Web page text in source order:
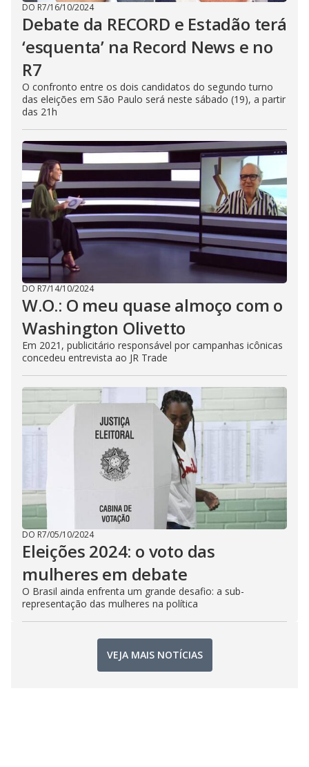
DO R7/16/10/2024
Debate da RECORD e Estadão terá
‘esquenta’ na Record News e no
R7
O confronto entre os dois candidatos do segundo turno
das eleições em São Paulo será neste sábado (19), a partir
das 21h
DO R7/14/10/2024
W.O.: O meu quase almoço com o
Washington Olivetto
Em 2021, publicitário responsável por campanhas icônicas
concedeu entrevista ao JR Trade
DO R7/05/10/2024
Eleições 2024: o voto das
mulheres em debate
O Brasil ainda enfrenta um grande desafio: a sub-
representação das mulheres na política
VEJA MAIS NOTÍCIAS